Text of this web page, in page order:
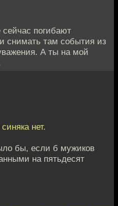
погибают
снимать там события из
А ты на мой
нет.
бы, если б мужиков
на пятьдесят